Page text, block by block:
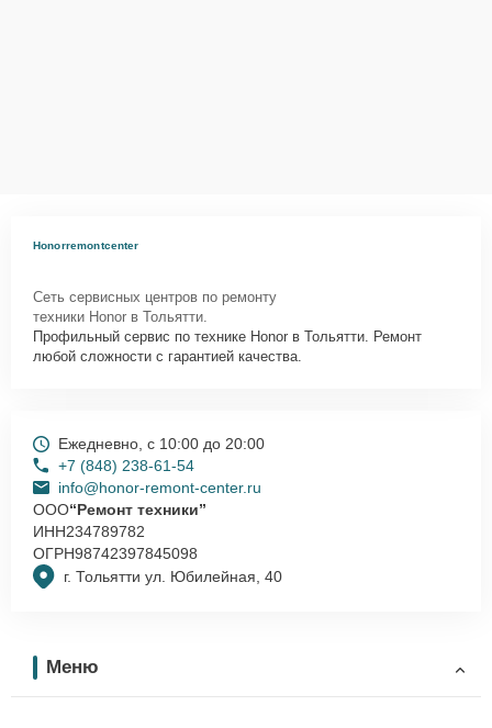
Honorremontcenter
Сеть сервисных центров по ремонту
техники Honor в Тольятти.
Профильный сервис по технике Honor в Тольятти. Ремонт
любой сложности с гарантией качества.
г. Тольятти ул. Юбилейная, 40
Ежедневно, с 10:00 до 20:00
+7 (848) 238-61-54
info@honor-remont-center.ru
ООО“Ремонт техники”
ИНН234789782
ОГРН98742397845098
Меню